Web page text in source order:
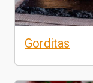
Gorditas